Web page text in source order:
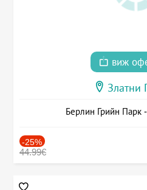
виж
Златни
Берлин Грийн Парк
-25%
44.99€